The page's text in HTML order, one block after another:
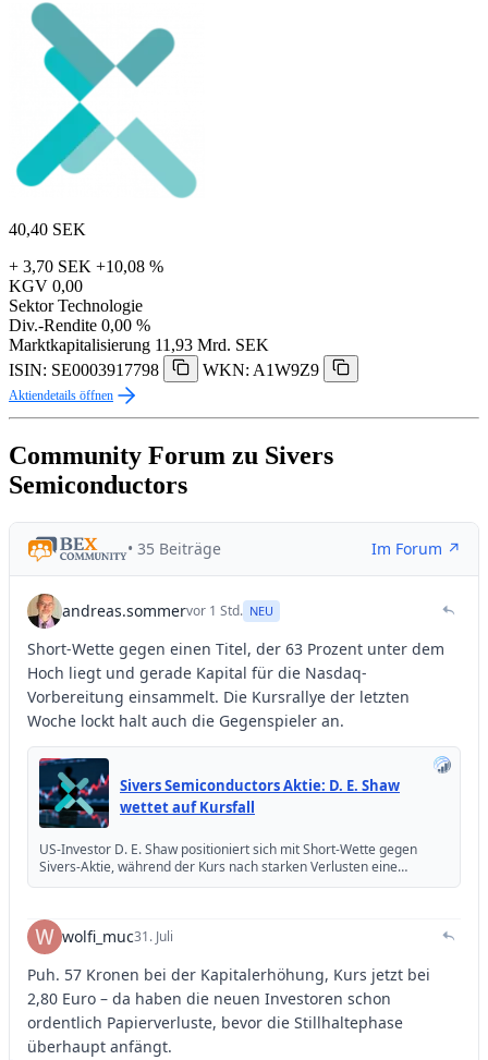
40,40 SEK
+ 3,70 SEK +10,08 %
KGV 0,00
Sektor Technologie
Div.-Rendite 0,00 %
Marktkapitalisierung 11,93 Mrd. SEK
ISIN: SE0003917798
WKN: A1W9Z9
Aktiendetails öffnen
Community Forum zu Sivers
Semiconductors